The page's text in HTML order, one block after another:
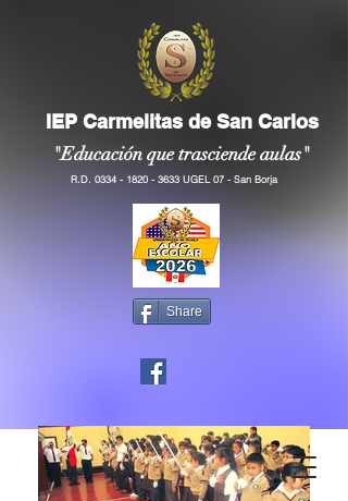
IEP Carmelitas de San Carlos
"Educación que trasciende aulas"
R.D. 0334 - 1820 - 3633 UGEL 07 - San Borja
Share